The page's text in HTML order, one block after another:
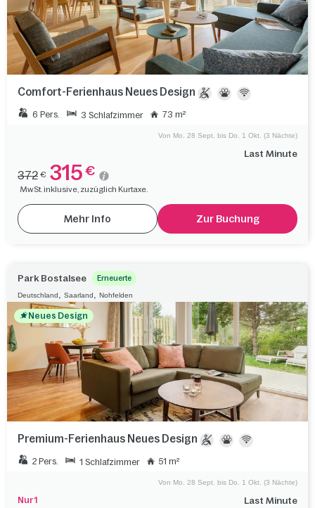
Comfort-Ferienhaus Neues Design
6 Pers. 3 Schlafzimmer 73 m²
Last Minute
Von Mo. 28 Sept. bis Do. 1 Okt. (3 Nächte)
372 € 315 €
MwSt. inklusive, zuzüglich Kurtaxe.
Mehr Info Zur Buchung
Park Bostalsee Erneuerte
Deutschland , Saarland , Nohfelden
Neues Design
Premium-Ferienhaus Neues Design
2 Pers. 1 Schlafzimmer 51 m²
Nur 1 Last Minute
Von Mo. 28 Sept. bis Do. 1 Okt. (3 Nächte)